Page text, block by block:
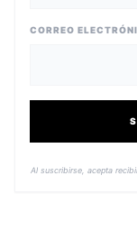
CORREO
Al suscribirse, acepta